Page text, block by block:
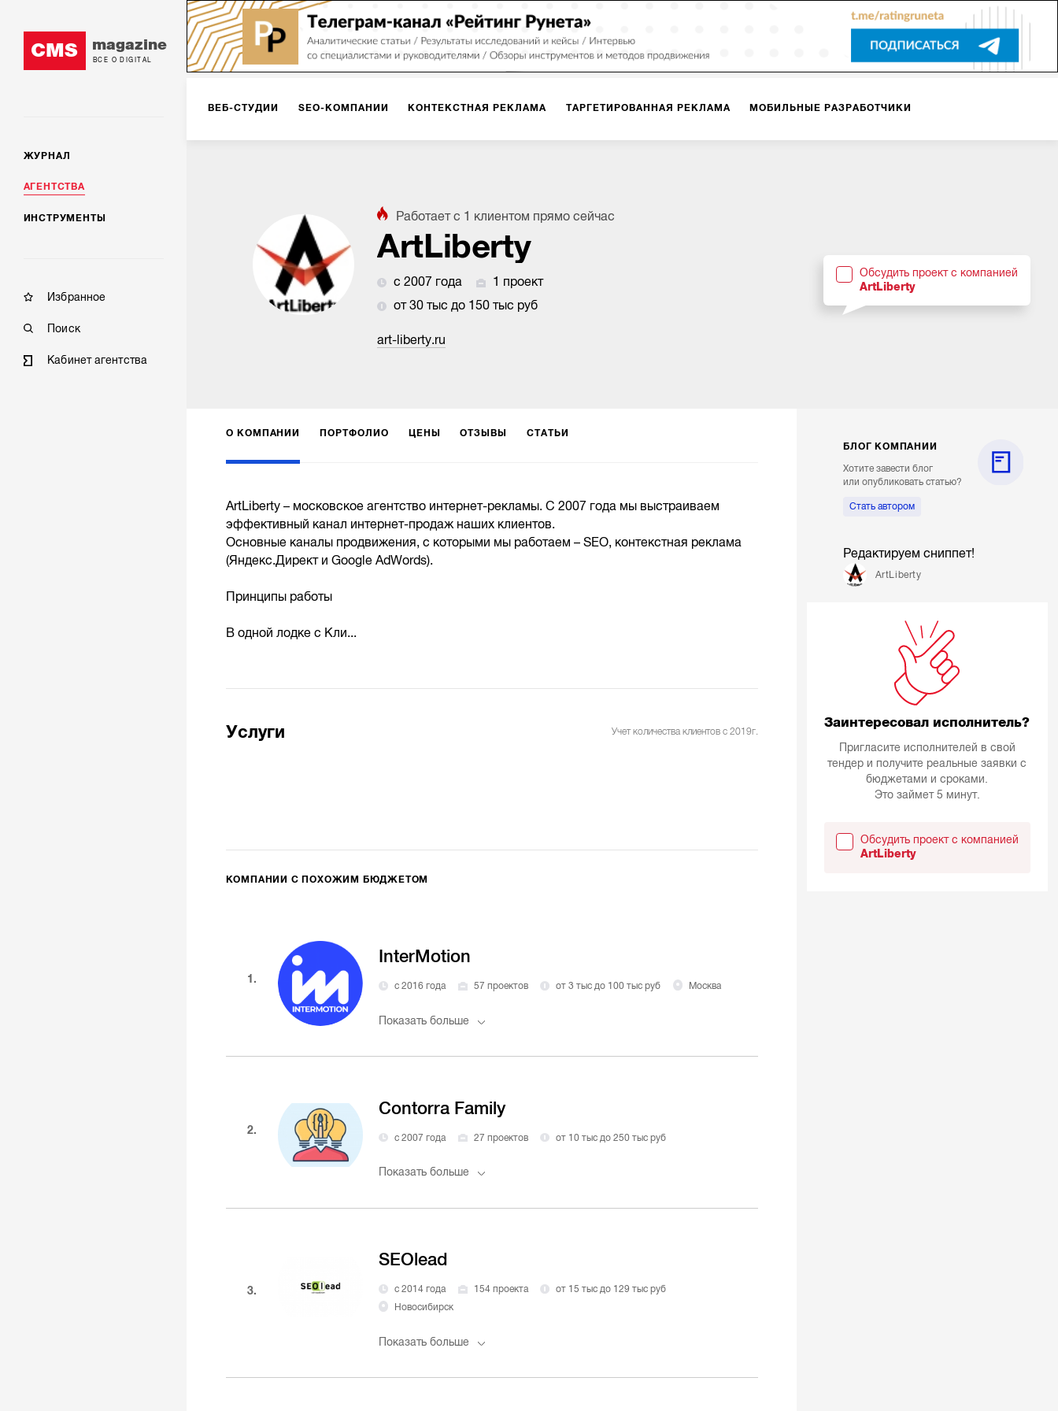
CMS magazine
ВСЕ О DIGITAL
ЖУРНАЛ
АГЕНТСТВА
ИНСТРУМЕНТЫ
Избранное
Поиск
Кабинет агентства
ВЕБ-СТУДИИ SEO-КОМПАНИИ КОНТЕКСТНАЯ РЕКЛАМА ТАРГЕТИРОВАННАЯ РЕКЛАМА МОБИЛЬНЫЕ РАЗРАБОТЧИКИ
РЕКЛАМА НА ИНТЕРНЕТ-ПЛОЩАДКАХ РАБОТА С МАРКЕТПЛЕЙСАМИ
КОНСАЛТИНГ VR/AR
Работает с 1 клиентом прямо сейчас
ArtLiberty
с 2007 года
1 проект
от 30 тыс до 150 тыс руб
art-liberty.ru
Обсудить проект с компанией
ArtLiberty
О КОМПАНИИ ПОРТФОЛИО ЦЕНЫ ОТЗЫВЫ СТАТЬИ
ArtLiberty – московское агентство интернет-рекламы. С 2007 года мы выстраиваем
эффективный канал интернет-продаж наших клиентов.
Основные каналы продвижения, с которыми мы работаем – SEO, контекстная реклама
(Яндекс.Директ и Google AdWords).
Принципы работы
В одной лодке с Кли...
Услуги Учет количества клиентов с 2019г.
КОМПАНИИ С ПОХОЖИМ БЮДЖЕТОМ
1.
InterMotion
с 2016 года 57 проектов от 3 тыс до 100 тыс руб Москва
Показать больше
2.
Contorra Family
с 2007 года 27 проектов от 10 тыс до 250 тыс руб
Показать больше
3.
SEOlead
с 2014 года 154 проекта
от 15 тыс до 129 тыс руб
Новосибирск
Показать больше
БЛОГ КОМПАНИИ
Хотите завести блог
или опубликовать статью?
Стать автором
Редактируем сниппет!
ArtLiberty
Заинтересовал исполнитель?
Пригласите исполнителей в свой
тендер и получите реальные заявки с
бюджетами и сроками.
Это займет 5 минут.
Обсудить проект с компанией
ArtLiberty